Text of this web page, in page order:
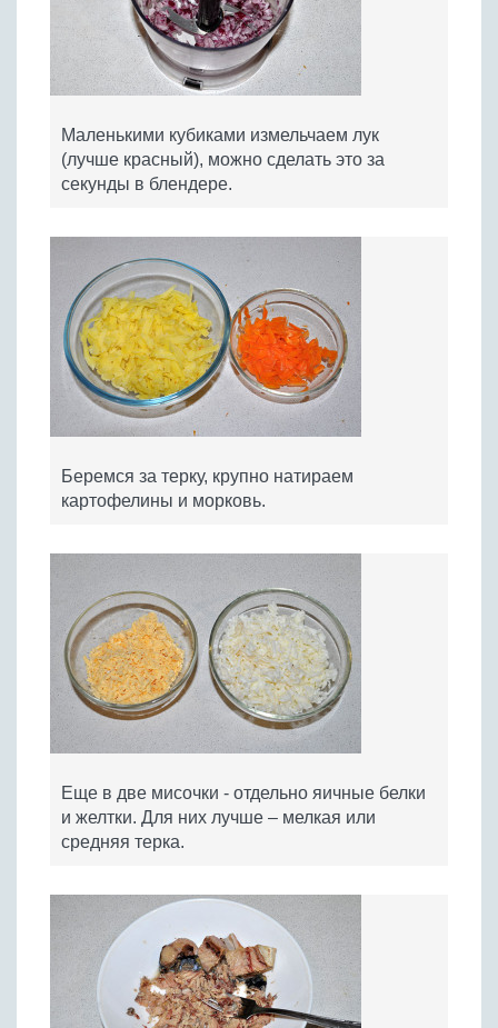
Маленькими кубиками измельчаем лук
(лучше красный), можно сделать это за
секунды в блендере.
Беремся за терку, крупно натираем
картофелины и морковь.
Еще в две мисочки - отдельно яичные белки
и желтки. Для них лучше – мелкая или
средняя терка.